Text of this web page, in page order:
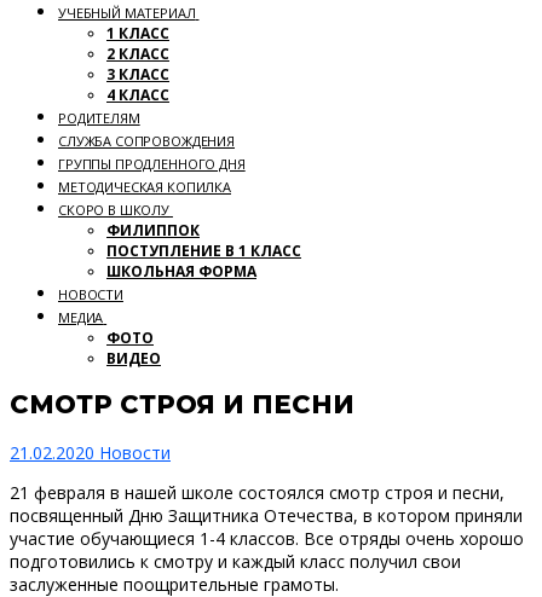
УЧЕБНЫЙ МАТЕРИАЛ
1 КЛАСС
2 КЛАСС
3 КЛАСС
4 КЛАСС
РОДИТЕЛЯМ
СЛУЖБА СОПРОВОЖДЕНИЯ
ГРУППЫ ПРОДЛЕННОГО ДНЯ
МЕТОДИЧЕСКАЯ КОПИЛКА
СКОРО В ШКОЛУ
ФИЛИППОК
ПОСТУПЛЕНИЕ В 1 КЛАСС
ШКОЛЬНАЯ ФОРМА
НОВОСТИ
МЕДИА
ФОТО
ВИДЕО
СМОТР СТРОЯ И ПЕСНИ
21.02.2020 Новости
21 февраля в нашей школе состоялся смотр строя и песни,
посвященный Дню Защитника Отечества, в котором приняли
участие обучающиеся 1-4 классов. Все отряды очень хорошо
подготовились к смотру и каждый класс получил свои
заслуженные поощрительные грамоты.